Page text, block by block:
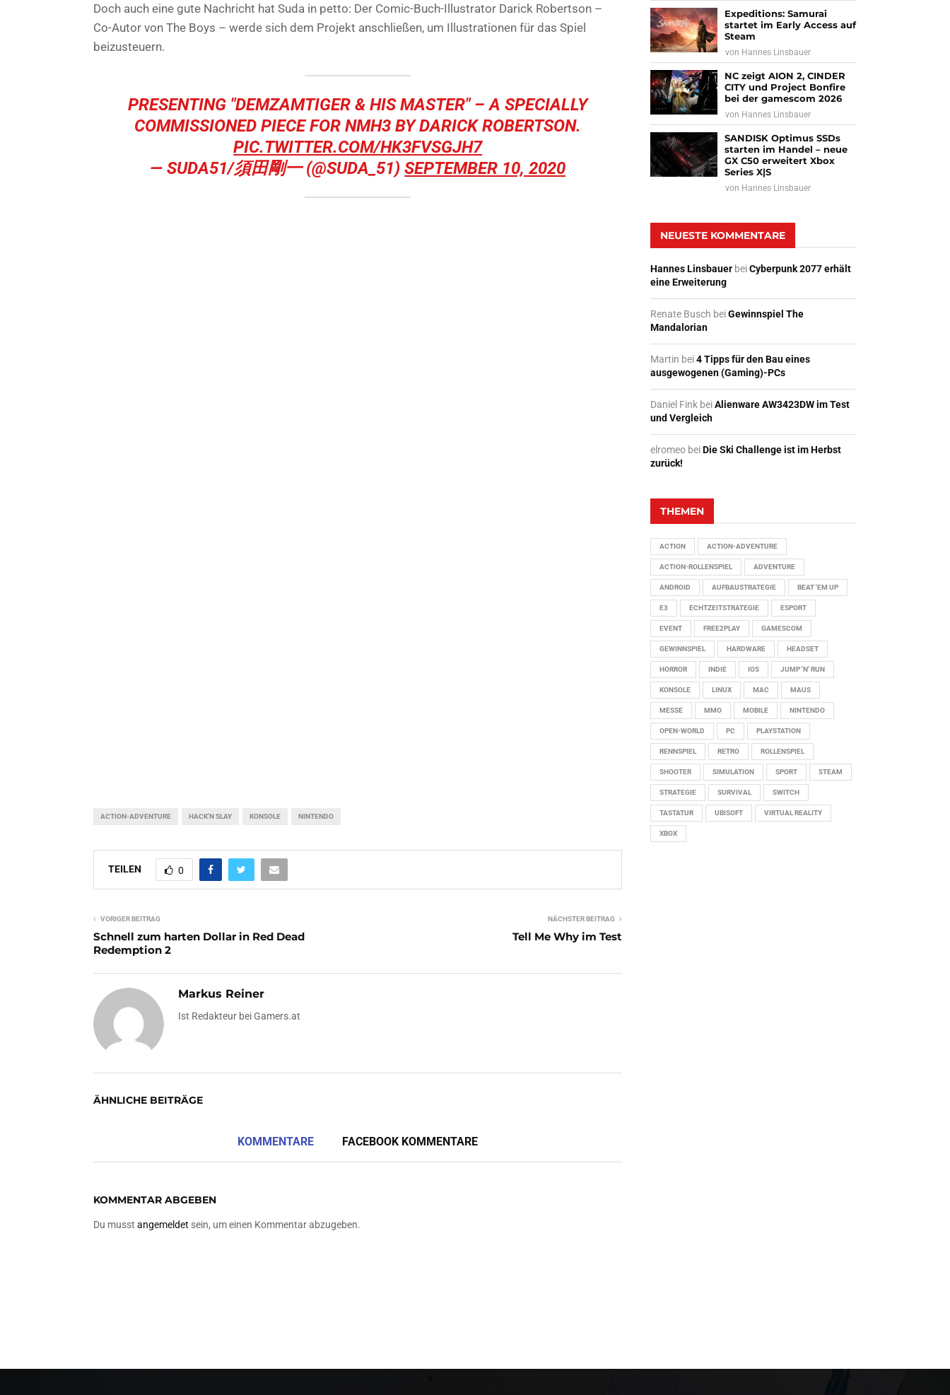
Doch auch eine gute Nachricht hat Suda in petto: Der Comic-Buch-Illustrator Darick Robertson –
Co-Autor von The Boys – werde sich dem Projekt anschließen, um Illustrationen für das Spiel
beizusteuern.
PRESENTING "DEMZAMTIGER & HIS MASTER" – A SPECIALLY
COMMISSIONED PIECE FOR NMH3 BY DARICK ROBERTSON.
PIC.TWITTER.COM/HK3FVSGJH7
— SUDA51/須田剛一 (@SUDA_51)SEPTEMBER 10, 2020
ACTION-ADVENTURE HACK'N SLAY KONSOLE NINTENDO
TEILEN 0
VORIGER BEITRAG
Schnell zum harten Dollar in Red Dead
Redemption 2
NÄCHSTER BEITRAG
Tell Me Why im Test
Markus Reiner
Ist Redakteur bei Gamers.at
ÄHNLICHE BEITRÄGE
KOMMENTARE FACEBOOK KOMMENTARE
KOMMENTAR ABGEBEN
Du musst angemeldet sein, um einen Kommentar abzugeben.
Expeditions: Samurai
startet im Early Access auf
Steam
von Hannes Linsbauer
NC zeigt AION 2, CINDER
CITY und Project Bonfire
bei der gamescom 2026
von Hannes Linsbauer
SANDISK Optimus SSDs
starten im Handel – neue
GX C50 erweitert Xbox
Series X|S
von Hannes Linsbauer
NEUESTE KOMMENTARE
Hannes Linsbauer beiCyberpunk 2077 erhält
eine Erweiterung
Renate Busch beiGewinnspiel The
Mandalorian
Martin bei4 Tipps für den Bau eines
ausgewogenen (Gaming)-PCs
Daniel Fink beiAlienware AW3423DW im Test
und Vergleich
elromeo beiDie Ski Challenge ist im Herbst
zurück!
THEMEN
ACTION ACTION-ADVENTURE
ACTION-ROLLENSPIEL ADVENTURE
ANDROID AUFBAUSTRATEGIE BEAT 'EM UP
E3 ECHTZEITSTRATEGIE ESPORT
EVENT FREE2PLAY GAMESCOM
GEWINNSPIEL HARDWARE HEADSET
HORROR INDIE IOS JUMP 'N' RUN
KONSOLE LINUX MAC MAUS
MESSE MMO MOBILE NINTENDO
OPEN-WORLD PC PLAYSTATION
RENNSPIEL RETRO ROLLENSPIEL
SHOOTER SIMULATION SPORT STEAM
STRATEGIE SURVIVAL SWITCH
TASTATUR UBISOFT VIRTUAL REALITY
XBOX